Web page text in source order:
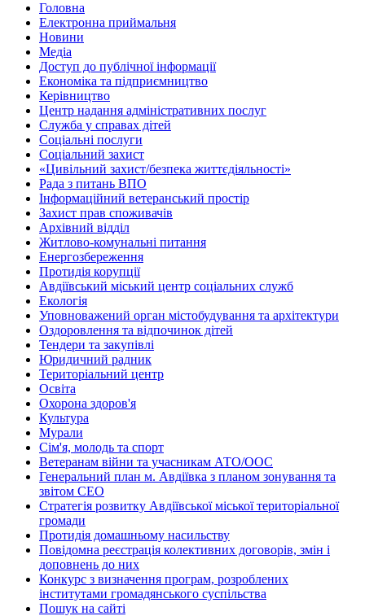
Головна
Електронна приймальня
Новини
Медіа
Доступ до публічної інформації
Економіка та підприємництво
Керівництво
Центр надання адміністративних послуг
Служба у справах дітей
Соціальні послуги
Соціальний захист
«Цивільний захист/безпека життєдіяльності»
Рада з питань ВПО
Інформаційний ветеранський простір
Захист прав споживачів
Архівний відділ
Житлово-комунальні питання
Енергозбереження
Протидія корупції
Авдіївський міський центр соціальних служб
Екологія
Уповноважений орган містобудування та архітектури
Оздоровлення та відпочинок дітей
Тендери та закупівлі
Юридичний радник
Територіальний центр
Освіта
Охорона здоров'я
Культура
Мурали
Сім'я, молодь та спорт
Ветеранам війни та учасникам АТО/ООС
Генеральний план м. Авдіївка з планом зонування та
звітом СЕО
Стратегія розвитку Авдіївської міської територіальної
громади
Протидія домашньому насильству
Повідомна реєстрація колективних договорів, змін і
доповнень до них
Конкурс з визначення програм, розроблених
інститутами громадянського суспільства
Пошук на сайті